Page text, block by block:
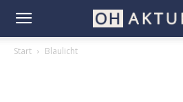
Start Blaulicht